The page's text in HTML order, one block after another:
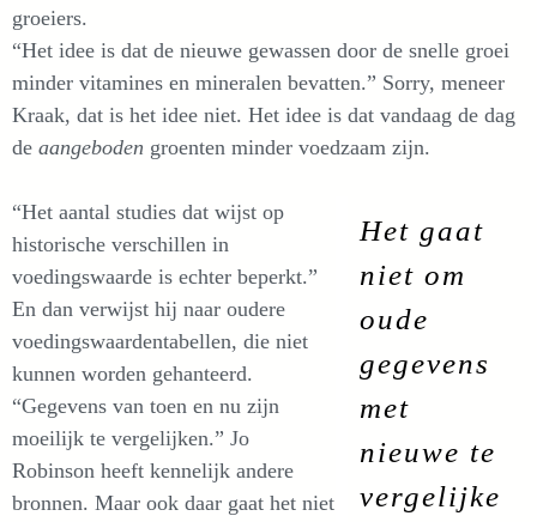
groeiers.
“Het idee is dat de nieuwe gewassen door de snelle groei
minder vitamines en mineralen bevatten.” Sorry, meneer
Kraak, dat is het idee niet. Het idee is dat vandaag de dag
de aangeboden groenten minder voedzaam zijn.
Het gaat
niet om
oude
gegevens
met
nieuwe te
vergelijke
“Het aantal studies dat wijst op
historische verschillen in
voedingswaarde is echter beperkt.”
En dan verwijst hij naar oudere
voedingswaardentabellen, die niet
kunnen worden gehanteerd.
“Gegevens van toen en nu zijn
moeilijk te vergelijken.” Jo
Robinson heeft kennelijk andere
bronnen. Maar ook daar gaat het niet